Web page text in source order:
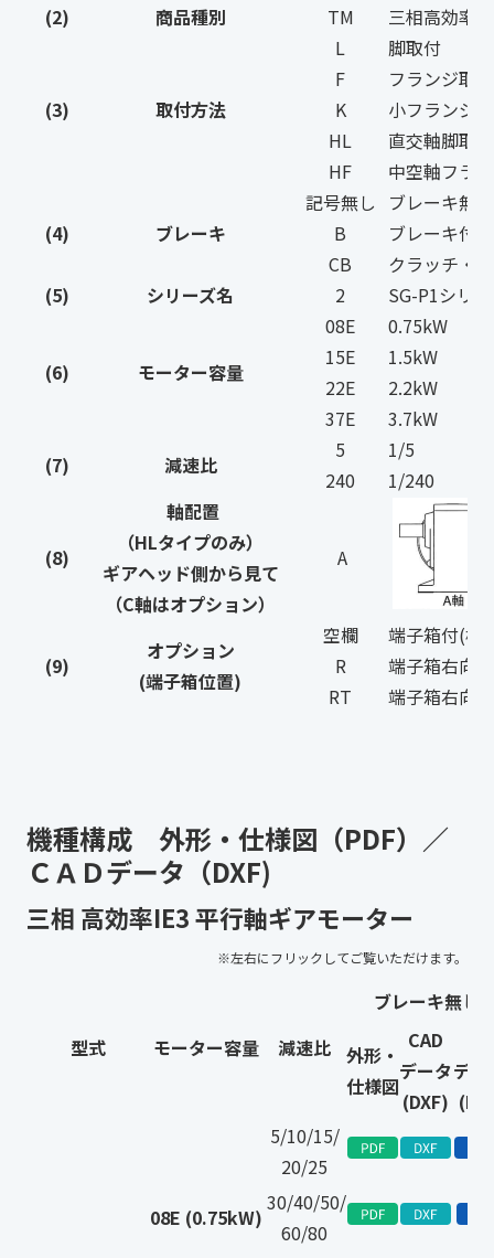
(2)
商品種別 TM 三相高効率
(3) 取付方法
L
F
K
HL
HF
脚取付
フランジ取付
小フランジ
直交軸脚取付
中空軸フラ
(4) ブレーキ
記号無し
B
CB
ブレーキ無し
ブレーキ付
クラッチ・
(5)
シリーズ名 2 SG-P1シリ
(6) モーター容量
08E
15E
22E
37E
0.75kW
1.5kW
2.2kW
3.7kW
(7)
減速比
5
240
1/5
1/240
(8)
軸配置
（HLタイプのみ）
ギアヘッド側から見て
（C軸はオプション）
A
(9)
オプション
(端子箱位置)
空欄
R
RT
端子箱付(標
端子箱右向き
端子箱右向
機種構成 外形・仕様図（PDF）／
ＣＡＤデータ（DXF)
三相 高効率IE3 平行軸ギアモーター
型式 モーター容量 減速比
ブレーキ無し
外形・
仕様図
CAD
データ
(DXF)
デー
08E (0.75kW)
5/10/15/
20/25
30/40/50/
60/80